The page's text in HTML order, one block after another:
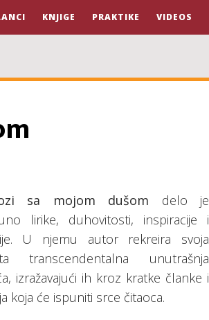
KNJIGE PRAKTIKE VIDEOS
sa mojom dušom delo je
lirike, duhovitosti, inspiracije i
U njemu autor rekreira svoja
transcendentalna unutrašnja
izražavajući ih kroz kratke članke i
koja će ispuniti srce čitaoca.